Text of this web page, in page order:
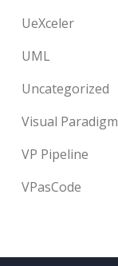
UeXceler
UML
Uncategorized
Visual Paradigm
VP Pipeline
VPasCode